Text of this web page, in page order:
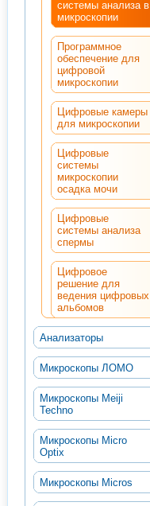
системы анализа в
микроскопии
Программное
обеспечение для
цифровой
микроскопии
Цифровые камеры
для микроскопии
Цифровые
системы
микроскопии
осадка мочи
Цифровые
системы анализа
спермы
Цифровое
решение для
ведения цифровых
альбомов
Анализаторы
Микроскопы ЛОМО
Микроскопы Meiji
Techno
Микроскопы Micro
Optix
Микроскопы Micros